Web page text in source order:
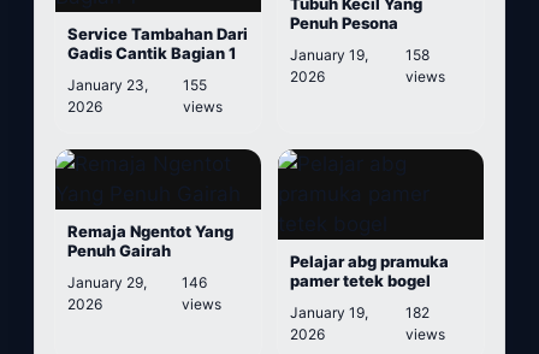
Service Tambahan Dari
Gadis Cantik Bagian 1
January 23,
2026
155
views
Tubuh Kecil Yang
Penuh Pesona
January 19,
2026
158
views
Remaja Ngentot Yang
Penuh Gairah
January 29,
2026
146
views
Pelajar abg pramuka
pamer tetek bogel
January 19,
2026
182
views